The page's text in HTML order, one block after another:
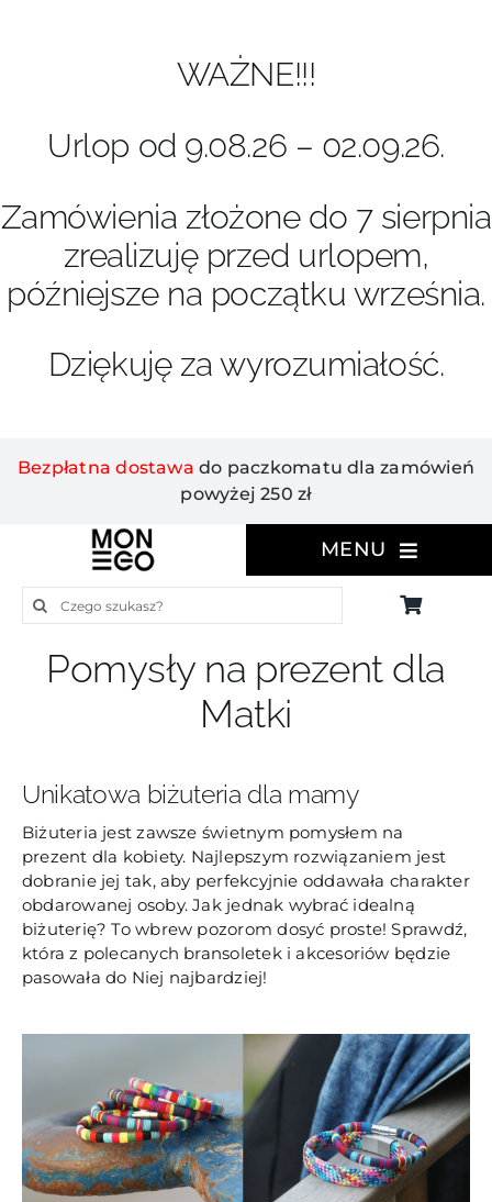
WAŻNE!!!
Urlop od 9.08.26 – 02.09.26.
Zamówienia złożone do 7 sierpnia
zrealizuję przed urlopem,
późniejsze na początku września.
Dziękuję za wyrozumiałość.
Bezpłatna dostawa do paczkomatu dla zamówień
powyżej 250 zł
MENU
Szukaj
Pomysły na prezent dla
Matki
Unikatowa biżuteria dla mamy
Biżuteria jest zawsze świetnym pomysłem na
prezent dla kobiety. Najlepszym rozwiązaniem jest
dobranie jej tak, aby perfekcyjnie oddawała charakter
obdarowanej osoby. Jak jednak wybrać idealną
biżuterię? To wbrew pozorom dosyć proste! Sprawdź,
która z polecanych bransoletek i akcesoriów będzie
pasowała do Niej najbardziej!